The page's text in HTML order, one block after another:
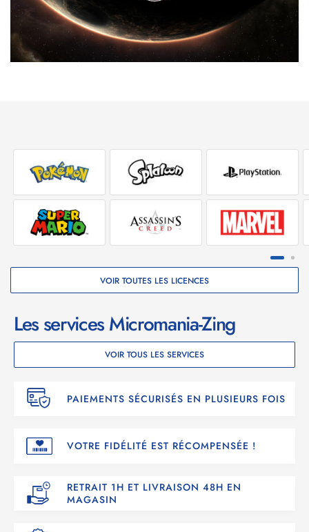
PERCEZ LE MYSTÈRE À BORD DE L’USG ISHIMURA
Ce qui a commencé comme une mission de réparation de
routine pour l’ingénieur Isaac Clarke et l’équipage de l’USG
présents.
IMPROVISEZ POUR SURVIVRE
Faites face à la terreur qui règne à bord de l’USG Ishimura, à
l’aide de mécaniques de jeu stratégiques qui ont défini le
genre, vous permettant de démembrer vos adversaires.
Transformez et améliorez les outils d’ingénieur d’Isaac pour
la chair et les os.
VOIR TOUTES LES LICENCES
Les services Micromania-Zing
VOIR TOUS LES SERVICES
PAIEMENTS SÉCURISÉS EN PLUSIEURS FOIS
VOTRE FIDÉLITÉ EST RÉCOMPENSÉE !
RETRAIT 1H ET LIVRAISON 48H EN
MAGASIN